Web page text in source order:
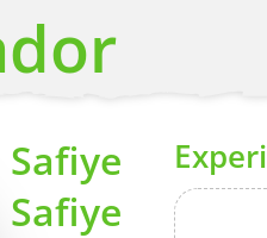
your stories to a
Safiye
Safiye